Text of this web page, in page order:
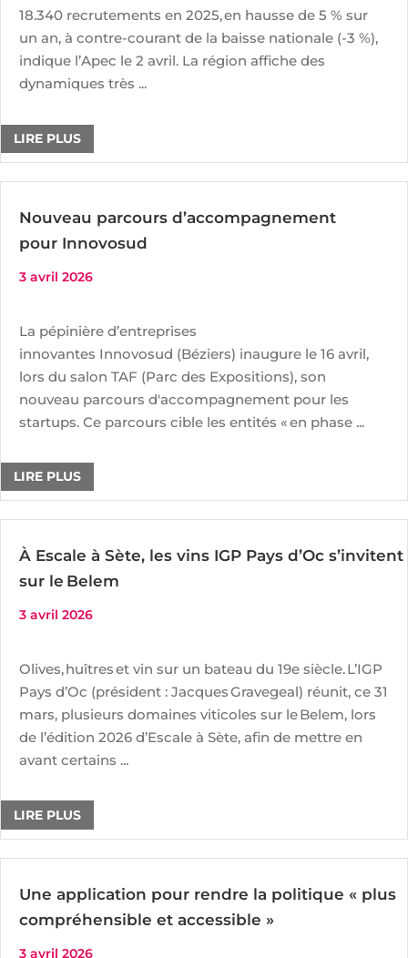
18.340 recrutements en 2025, en hausse de 5 % sur
un an, à contre-courant de la baisse nationale (-3 %),
indique l’Apec le 2 avril. La région affiche des
dynamiques très ...
LIRE PLUS
Nouveau parcours d’accompagnement
pour Innovosud
3 avril 2026
La pépinière d’entreprises
innovantes Innovosud (Béziers) inaugure le 16 avril,
lors du salon TAF (Parc des Expositions), son
nouveau parcours d'accompagnement pour les
startups. Ce parcours cible les entités « en phase ...
LIRE PLUS
À Escale à Sète, les vins IGP Pays d’Oc s’invitent
sur le Belem
3 avril 2026
Olives, huîtres et vin sur un bateau du 19e siècle. L’IGP
Pays d’Oc (président : Jacques Gravegeal) réunit, ce 31
mars, plusieurs domaines viticoles sur le Belem, lors
de l’édition 2026 d’Escale à Sète, afin de mettre en
avant certains ...
LIRE PLUS
Une application pour rendre la politique « plus
compréhensible et accessible »
3 avril 2026